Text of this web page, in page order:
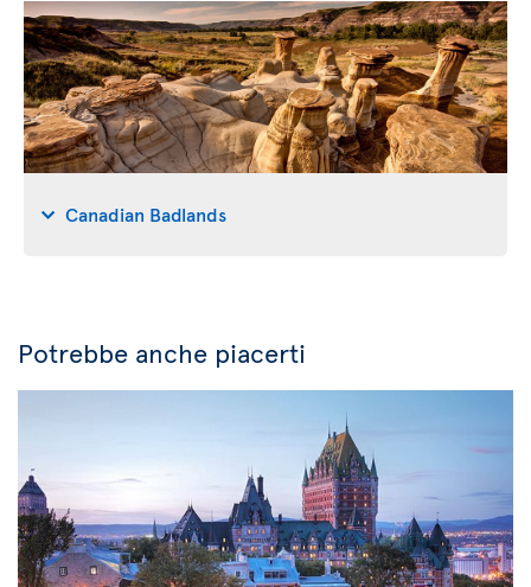
Canadian Badlands
Potrebbe anche piacerti